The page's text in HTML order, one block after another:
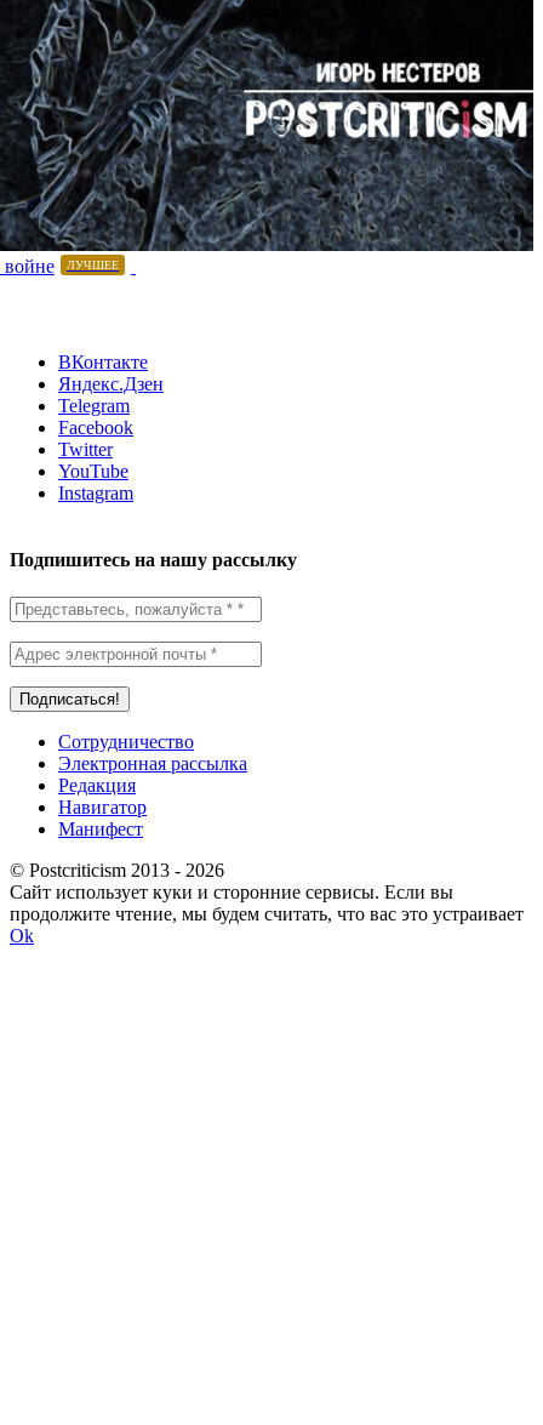
ЛУЧШЕЕ
ВКонтакте
Яндекс.Дзен
Telegram
Facebook
Twitter
YouTube
Instagram
Подпишитесь на нашу рассылку
Сотрудничество
Электронная рассылка
Редакция
Навигатор
Манифест
© Postcriticism 2013 - 2026
Сайт использует куки и сторонние сервисы. Если вы
продолжите чтение, мы будем считать, что вас это устраивает
Ok